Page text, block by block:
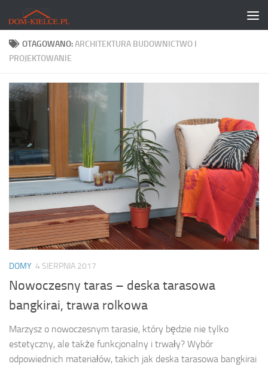
Skip to content
OTAGOWANO:ARCHITEKTURA BUDOWNICTWO I
PROJEKTOWANIE
DOMY 4 SIERPNIA 2017
Nowoczesny taras – deska tarasowa
bangkirai, trawa rolkowa
Marzysz o nowoczesnym tarasie, który będzie nie tylko
estetyczny, ale także funkcjonalny i trwały? Wybór
odpowiednich materiałów, takich jak deska tarasowa bangkirai